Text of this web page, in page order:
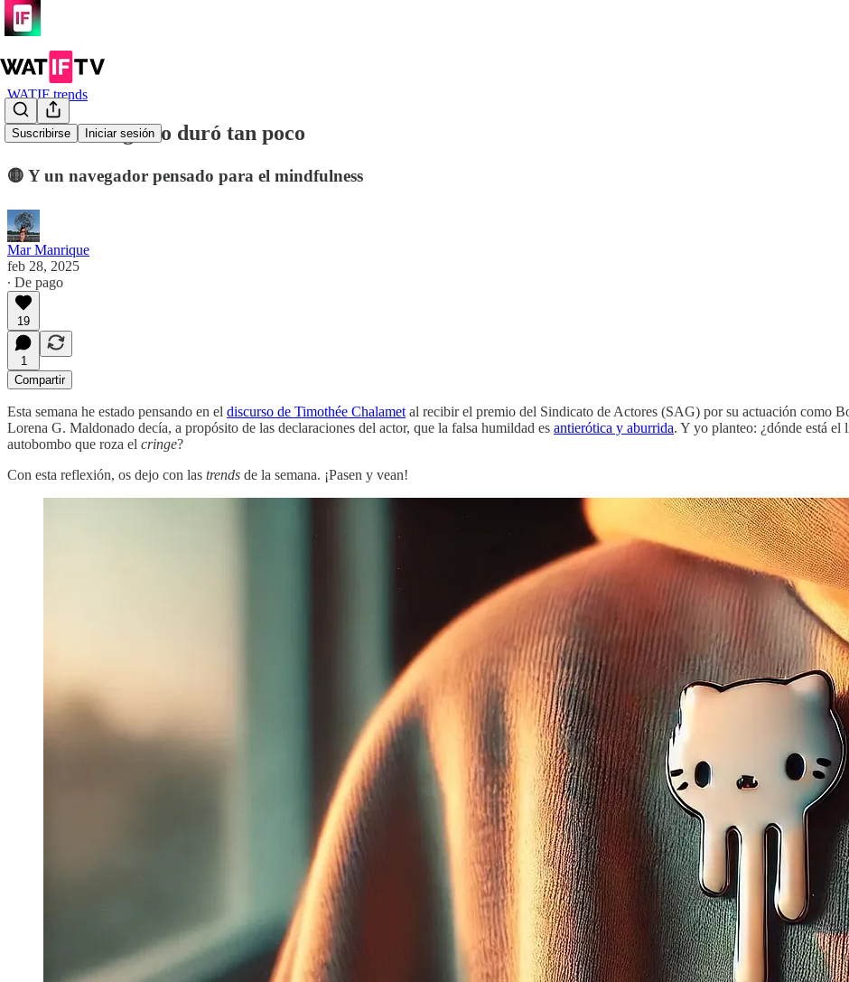
Suscribirse Iniciar sesión
WATIF trends
Nunca un negocio duró tan poco
🟡 Y un navegador pensado para el mindfulness
Mar Manrique
feb 28, 2025
∙ De pago
19
1
Compartir
Esta semana he estado pensando en el discurso de Timothée Chalamet al recibir el premio del Sindicato de Actores (SAG) por su actuación como
Lorena G. Maldonado decía, a propósito de las declaraciones del actor, que la falsa humildad es antierótica y aburrida. Y yo planteo: ¿dónde está el
autobombo que roza el cringe?
Con esta reflexión, os dejo con las trends de la semana. ¡Pasen y vean!